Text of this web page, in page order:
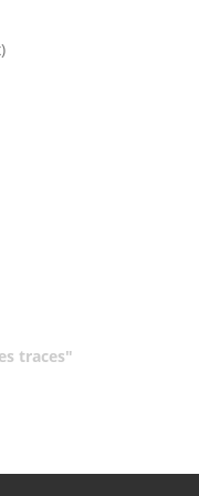
traces"